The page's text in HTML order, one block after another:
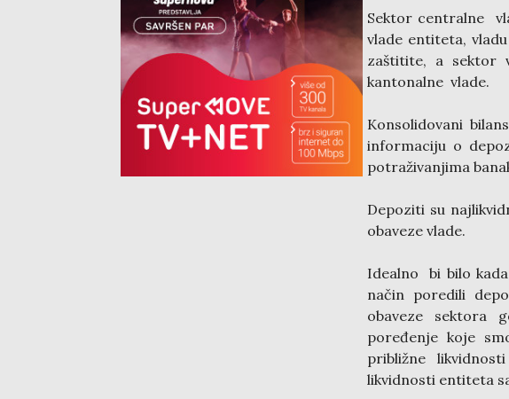
Sektor centralne
vlade entiteta,
zaštitite, a sektor
kantonalne vlade.
Konsolidovani
informaciju o
potraživanjima
Depoziti su
obaveze vlade.
Idealno bi bilo
način poredili
obaveze sektora
poređenje koje
približne
likvidnosti entiteta